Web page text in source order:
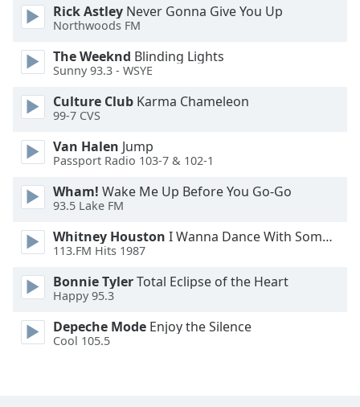
Font
Edge
Style
Font
Family
Reset
Done
Modal
Dialog
dialog
Rick Astley Never Gonna Give You Up
Northwoods FM
The Weeknd Blinding Lights
Sunny 93.3 - WSYE
Culture Club Karma Chameleon
99-7 CVS
Van Halen Jump
Passport Radio 103-7 & 102-1
Wham! Wake Me Up Before You Go-Go
93.5 Lake FM
Whitney Houston I Wanna Dance With Somebody
113.FM Hits 1987
Bonnie TylerTotal Eclipse of the Heart
Happy 95.3
Depeche Mode Enjoy the Silence
Cool 105.5